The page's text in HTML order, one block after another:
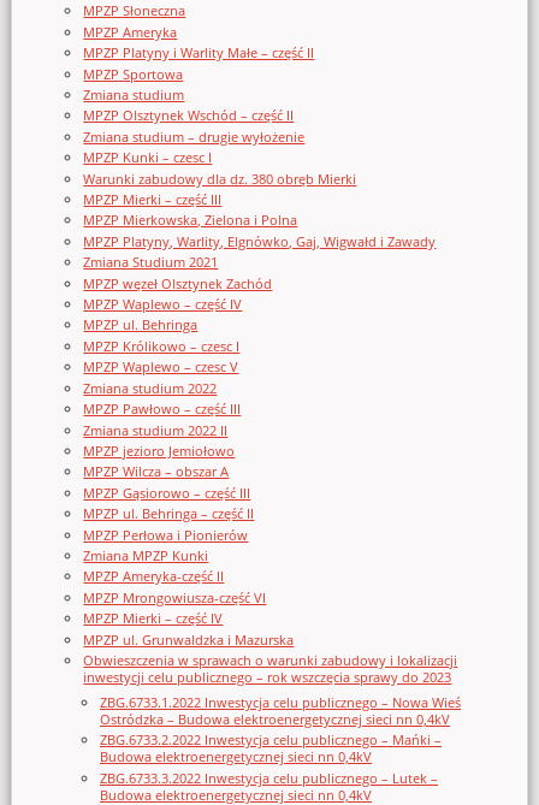
MPZP Słoneczna
MPZP Ameryka
MPZP Platyny i Warlity Małe – część II
MPZP Sportowa
Zmiana studium
MPZP Olsztynek Wschód – część II
Zmiana studium – drugie wyłożenie
MPZP Kunki – czesc I
Warunki zabudowy dla dz. 380 obręb Mierki
MPZP Mierki – część III
MPZP Mierkowska, Zielona i Polna
MPZP Platyny, Warlity, Elgnówko, Gaj, Wigwałd i Zawady
Zmiana Studium 2021
MPZP węzeł Olsztynek Zachód
MPZP Waplewo – część IV
MPZP ul. Behringa
MPZP Królikowo – czesc I
MPZP Waplewo – czesc V
Zmiana studium 2022
MPZP Pawłowo – część III
Zmiana studium 2022 II
MPZP jezioro Jemiołowo
MPZP Wilcza – obszar A
MPZP Gąsiorowo – część III
MPZP ul. Behringa – część II
MPZP Perłowa i Pionierów
Zmiana MPZP Kunki
MPZP Ameryka-część II
MPZP Mrongowiusza-część VI
MPZP Mierki – część IV
MPZP ul. Grunwaldzka i Mazurska
Obwieszczenia w sprawach o warunki zabudowy i lokalizacji
inwestycji celu publicznego – rok wszczęcia sprawy do 2023
ZBG.6733.1.2022 Inwestycja celu publicznego – Nowa Wieś
Ostródzka – Budowa elektroenergetycznej sieci nn 0,4kV
ZBG.6733.2.2022 Inwestycja celu publicznego – Mańki –
Budowa elektroenergetycznej sieci nn 0,4kV
ZBG.6733.3.2022 Inwestycja celu publicznego – Lutek –
Budowa elektroenergetycznej sieci nn 0,4kV